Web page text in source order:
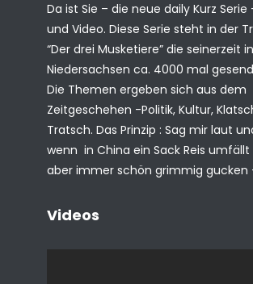
Da ist Sie – die neue daily Kurz Serie
und Video. Diese Serie steht in der
“Der drei Musketiere” die seinerzeit in
Niedersachsen ca. 4000 mal
Die Themen ergeben sich aus dem
Zeitgeschehen -Politik, Kultur,
Tratsch. Das Prinzip : Sag mir laut
wenn in China ein Sack Reis
aber immer schön grimmig gucken
Videos